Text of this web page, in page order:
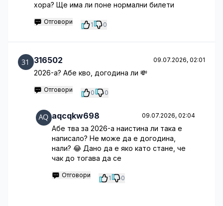
хора? Ще има ли поне нормални билети
Отговори 1 0
316502 09.07.2026, 02:01
2026-а? Абе кво, догодина ли 💸
Отговори 0 0
aqcqkw698 09.07.2026, 02:04
Абе тва за 2026-а наистина ли така е
написало? Не може да е догодина,
нали? 😂 Дано да е яко като стане, че
чак до тогава да се
Отговори 1 0